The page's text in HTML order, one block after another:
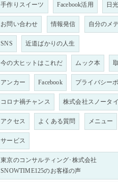
手作りスイーツ Facebook活用 日
お問い合わせ 情報発信 自分のメ
SNS 近道ばかりの人生
今の大ヒットはこれだ ムック本
アンカー Facebook プライバシー
コロナ禍チャンス 株式会社スノータ
アクセス よくある質問 メニュー
サービス
東京のコンサルティング･株式会社
SNOWTIME125のお客様の声